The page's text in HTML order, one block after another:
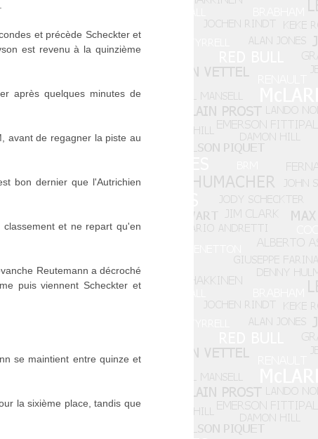
et précède Scheckter et
est revenu à la quinzième
après quelques minutes de
avant de regagner la piste au
bon dernier que l'Autrichien
et ne repart qu'en
Reutemann a décroché
puis viennent Scheckter et
se maintient entre quinze et
la sixième place, tandis que